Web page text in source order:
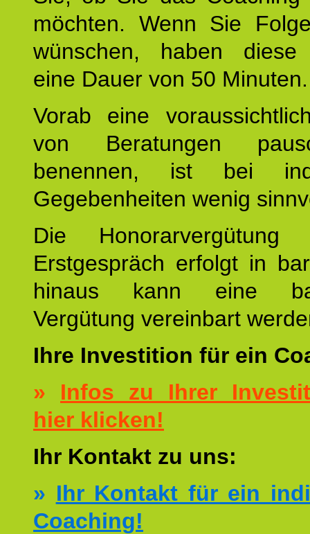
möchten. Wenn Sie
wünschen, haben diese
eine Dauer von 50 Minuten.
Vorab eine
von Beratungen
benennen, ist bei
Gegebenheiten wenig
Die
Erstgespräch erfolgt in
hinaus kann eine
Vergütung vereinbart
Ihre Investition für ein
» Infos zu Ihrer
hier klicken!
Ihr Kontakt zu uns:
» Ihr Kontakt für ein
Coaching!